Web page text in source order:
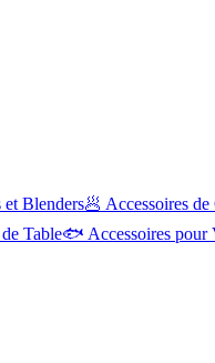
Blenders🥟 Accessoires
Table🐟 Accessoires pour